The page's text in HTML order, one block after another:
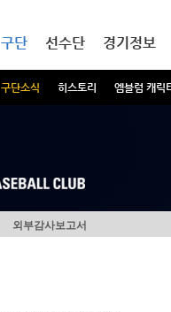
구단
구단소식 히스토리 엠블럼 캐릭
선수단 경기정보
외부감사보고서